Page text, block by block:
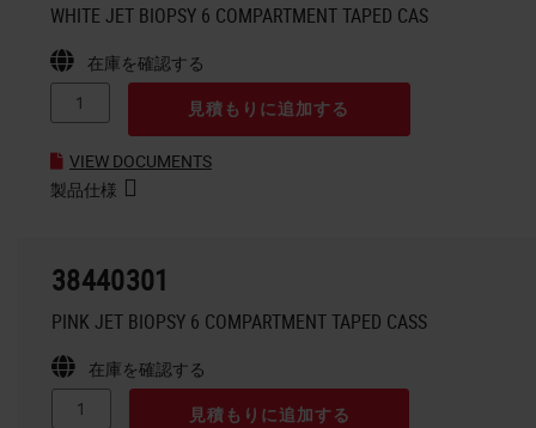
WHITE JET BIOPSY 6 COMPARTMENT TAPED CAS
在庫を確認する
見積もりに追加する
VIEW DOCUMENTS
製品仕様
38440301
PINK JET BIOPSY 6 COMPARTMENT TAPED CASS
在庫を確認する
見積もりに追加する